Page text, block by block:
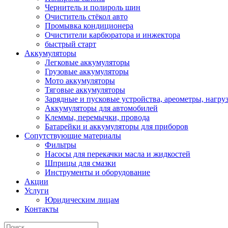
Чернитель и полироль шин
Очиститель стёкол авто
Промывка кондиционера
Очистители карбюратора и инжектора
быстрый старт
Аккумуляторы
Легковые аккумуляторы
Грузовые аккумуляторы
Мото аккумуляторы
Тяговые аккумуляторы
Зарядные и пусковые устройства, ареометры,
Аккумуляторы для автомобилей
Клеммы, перемычки, провода
Батарейки и аккумуляторы для приборов
Сопутствующие материалы
Фильтры
Насосы для перекачки масла и жидкостей
Шприцы для смазки
Инструменты и оборудование
Акции
Услуги
Юридическим лицам
Контакты